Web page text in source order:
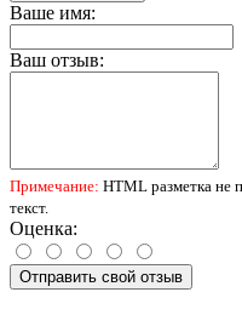
Ваше имя:
Ваш отзыв:
Примечание: HTML разметка не
текст.
Оценка:
Отправить свой отзыв